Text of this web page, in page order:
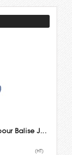
Balise J...
(HT)